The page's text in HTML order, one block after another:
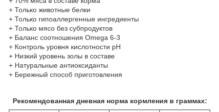
+ Только животные белки
+ Только гипоаллергенные ингредиенты
+ Только мясо без субпродуктов
+ Баланс соотношения Omega 6-3
+ Контроль уровня кислотности рН
+ Низкий уровень золы в составе
+ Натуральные антиоксиданты
+ Бережный способ приготовления
Рекомендованная дневная норма кормления в граммах: